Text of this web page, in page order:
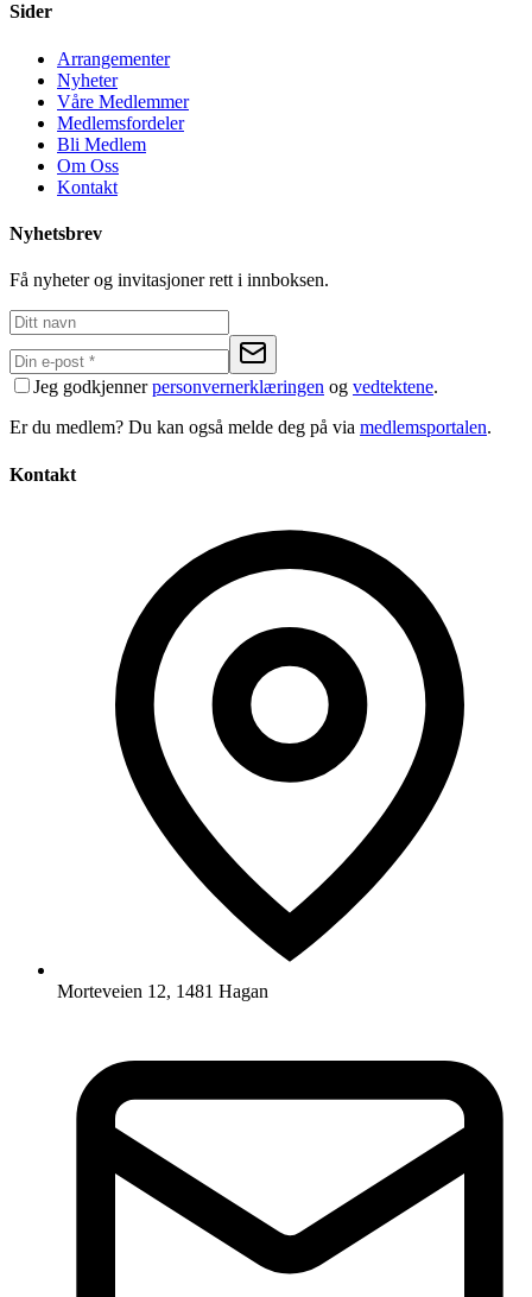
Sider
Arrangementer
Nyheter
Våre Medlemmer
Medlemsfordeler
Bli Medlem
Om Oss
Kontakt
Nyhetsbrev
Få nyheter og invitasjoner rett i innboksen.
Jeg godkjenner personvernerklæringen og vedtektene.
Er du medlem? Du kan også melde deg på via medlemsportalen.
Kontakt
Morteveien 12, 1481 Hagan